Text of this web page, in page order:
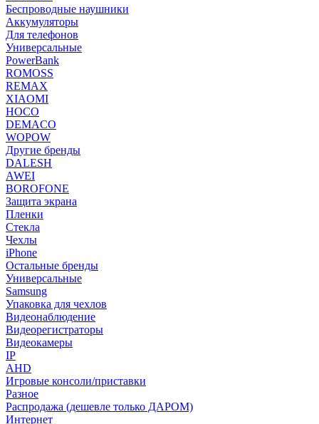
Беспроводные наушники
Аккумуляторы
Для телефонов
Универсальные
PowerBank
ROMOSS
REMAX
XIAOMI
HOCO
DEMACO
WOPOW
Другие бренды
DALESH
AWEI
BOROFONE
Защита экрана
Пленки
Стекла
Чехлы
iPhone
Остальные бренды
Универсальные
Samsung
Упаковка для чехлов
Видеонаблюдение
Видеорегистраторы
Видеокамеры
IP
AHD
Игровые консоли/приставки
Разное
Распродажа (дешевле только ДАРОМ)
Интернет